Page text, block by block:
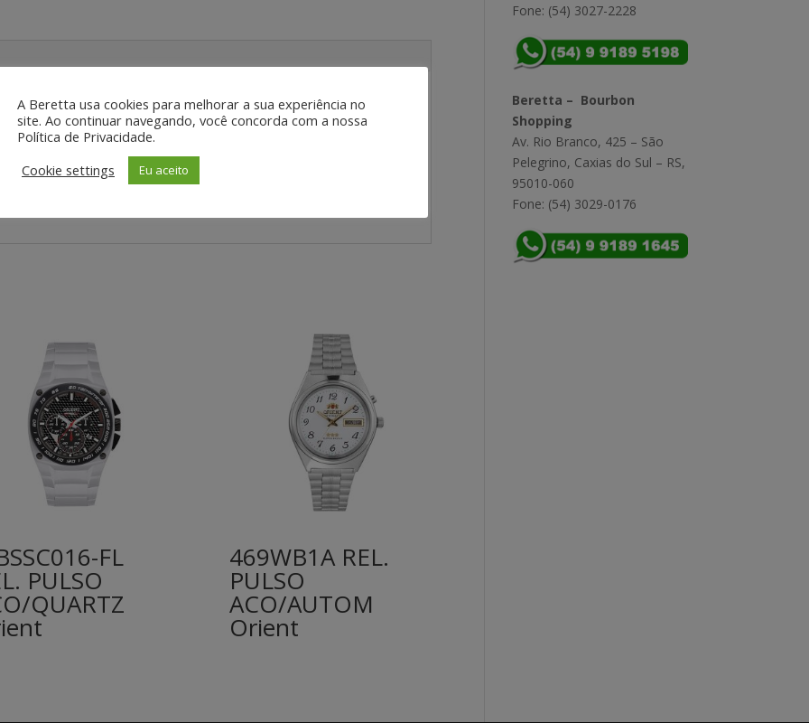
loja você encontra este produto:
FL
PULSO
QUARTZ
469WB1A REL.
PULSO
ACO/AUTOM
Orient
Fone: (54) 3027-2228
Beretta – Bourbon
Shopping
Av. Rio Branco, 425 – São
Pelegrino, Caxias do Sul – RS,
95010-060
Fone: (54) 3029-0176
A Beretta usa cookies para melhorar a sua experiência no
site. Ao continuar navegando, você concorda com a nossa
Política de Privacidade.
Cookie settings
Eu aceito